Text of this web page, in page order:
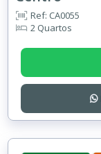
Ref: CA0055
2 Quartos